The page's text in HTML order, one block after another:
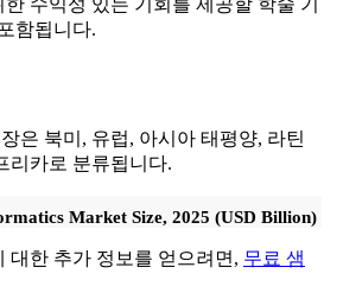
함됩니다.
은 북미, 유럽, 아시아 태평양, 라틴
리카로 분류됩니다.
Market Size, 2025 (USD Billion)
대한 추가 정보를 얻으려면, 무료 샘